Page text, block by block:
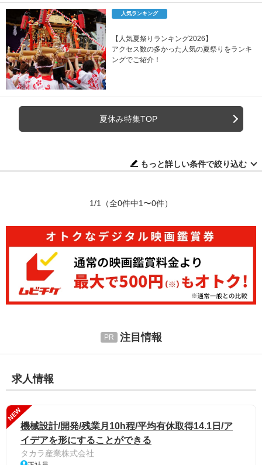
人気ランキング
【人気夏祭りランキング2026】
アクセス数の多かった人気の夏祭りをランキ
ングでご紹介！
夏休み特集TOP
もっと詳しい条件で絞り込む
1/1 （全0件中1〜0件）
注目情報
求人情報
NEW
機械設計/開発/残業月10h程/平均有休取得14.1日/ア
イデアを形にすることができる
タカラ産業株式会社